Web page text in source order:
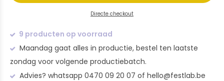
Directe checkout
9 producten op voorraad
Maandag gaat alles in productie, bestel ten laatste
zondag voor volgende productiebatch.
Advies? whatsapp 0470 09 20 07 of hello@festlab.be